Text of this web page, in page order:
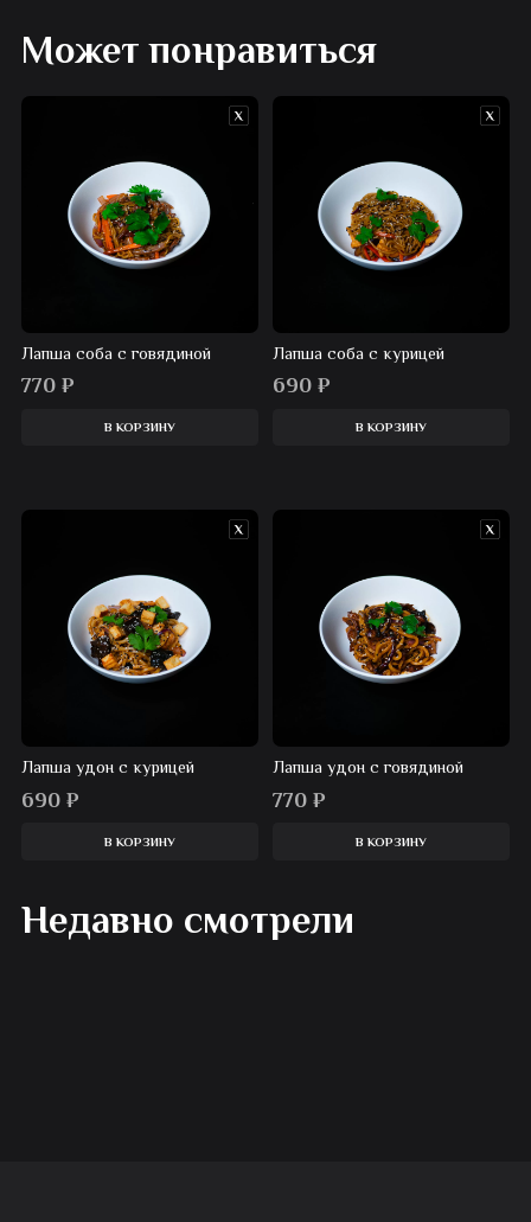
Может понравиться
Лапша соба с говядиной
770 ₽
В КОРЗИНУ
Лапша соба с курицей
690₽
В КОРЗИНУ
Лапша удон с курицей
690 ₽
В КОРЗИНУ
Лапша удон с говядиной
770₽
В КОРЗИНУ
Недавно смотрели